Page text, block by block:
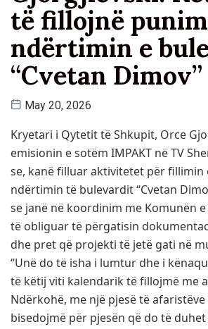
të fillojnë
ndërtimin e
“Cvetan Dimov”
May 20, 2026
Kryetari i Qytetit të Shkupit, Orce
emisionin e sotëm IMPAKT në TV
se, kanë filluar aktivitetet për
ndërtimin të bulevardit “Cvetan
se janë në koordinim me Komunën
të obliguar të përgatisin
dhe pret që projekti të jetë gati në
“Unë do të isha i lumtur dhe i
të këtij viti kalendarik të fillojmë me
Ndërkohë, me një pjesë të afaristëve
bisedojmë për pjesën që do të